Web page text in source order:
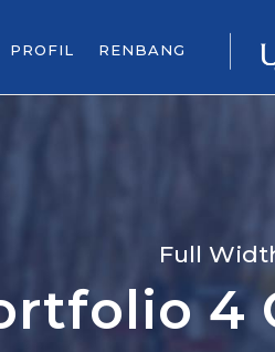
PROFIL RENBANG
Full
4